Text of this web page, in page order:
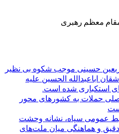
مقام معظم رهبری
حسینی موجب شکوه بی نظیر
اباعبدالله الحسین علیه
استکباری شده است.
اصلی حملات به کشورهای محور
عمومی سپاه، نشانه‌ وحشت
دقیق و هماهنگی میان ملت‌های